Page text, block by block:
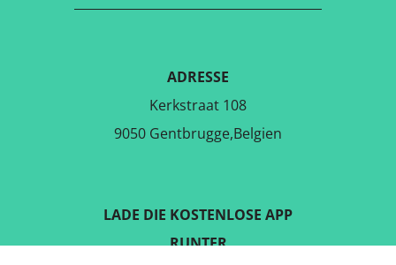
ADRESSE
Kerkstraat 108
9050 Gentbrugge,Belgien
LADE DIE KOSTENLOSE APP
RUNTER